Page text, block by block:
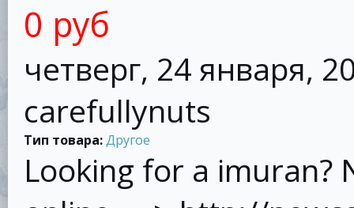
0 руб
четверг, 24 января,
carefullynuts
Тип товара:Другое
Looking for a imuran?